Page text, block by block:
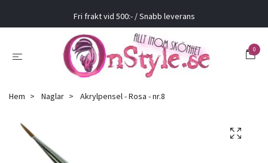
Fri frakt vid 500:- / Snabb leverans
0
Hem Naglar Akrylpensel - Rosa - nr.8